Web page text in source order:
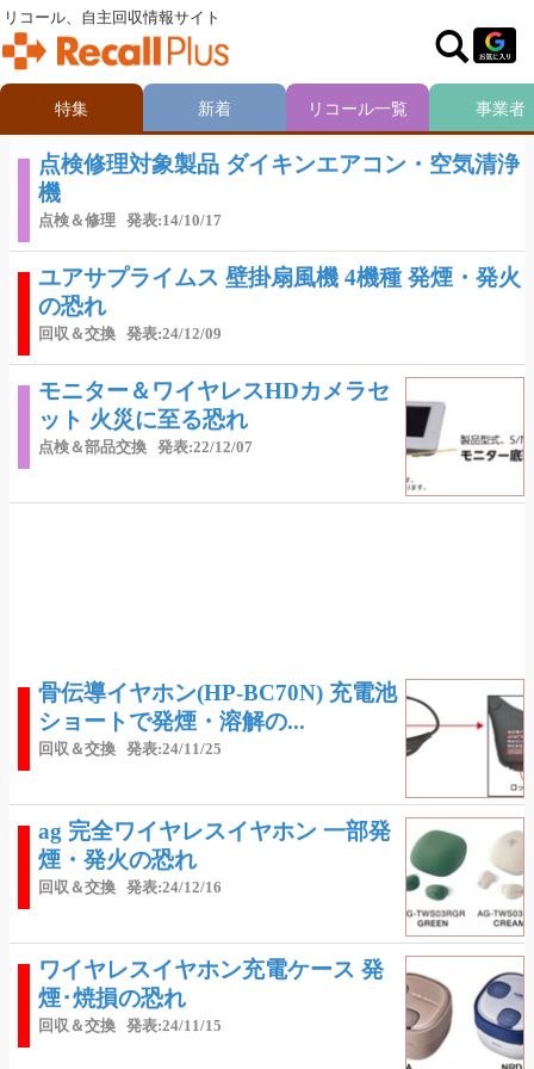
点検修理対象製品 ダイキンエアコン・空気清浄
機
点検＆修理 発表:14/10/17
ユアサプライムス 壁掛扇風機 4機種 発煙・発火
の恐れ
回収＆交換 発表:24/12/09
モニター＆ワイヤレスHDカメラセ
ット 火災に至る恐れ
点検＆部品交換 発表:22/12/07
骨伝導イヤホン(HP-BC70N) 充電池
ショートで発煙・溶解の...
回収＆交換 発表:24/11/25
ag 完全ワイヤレスイヤホン 一部発
煙・発火の恐れ
回収＆交換 発表:24/12/16
ワイヤレスイヤホン充電ケース 発
煙･焼損の恐れ
回収＆交換 発表:24/11/15
リコール、自主回収情報サイト
特集 新着 リコール一覧 事業者